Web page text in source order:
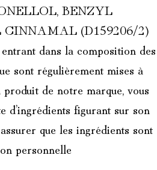
BENZYL
(D159206/2)
dans la composition des
sont régulièrement mises à
de notre marque, vous
d’ingrédients figurant sur son
que les ingrédients sont
personnelle